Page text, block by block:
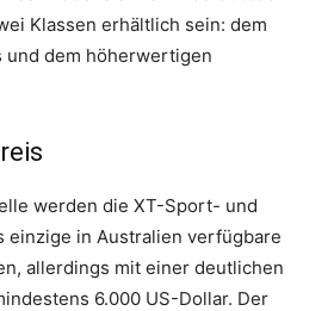
Klassen erhältlich sein: dem
und dem höherwertigen
werden die XT-Sport- und
einzige in Australien verfügbare
allerdings mit einer deutlichen
6.000 US-Dollar. Der